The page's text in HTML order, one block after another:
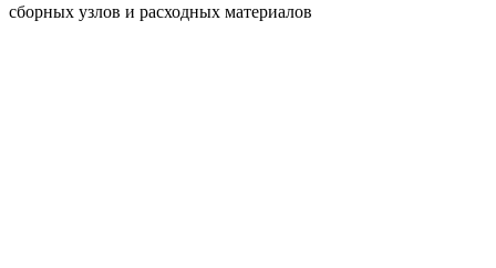
сборных узлов и расходных материалов